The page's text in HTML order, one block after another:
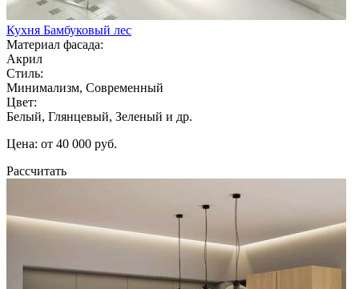
Кухня Бамбуковый лес
Материал фасада:
Акрил
Стиль:
Минимализм, Современный
Цвет:
Белый, Глянцевый, Зеленый и др.
Цена: от 40 000 руб.
Рассчитать